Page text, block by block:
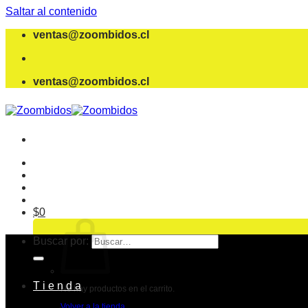
Saltar al contenido
ventas@zoombidos.cl
ventas@zoombidos.cl
$0
No hay productos en el carrito.
Buscar por:
T i e n d a